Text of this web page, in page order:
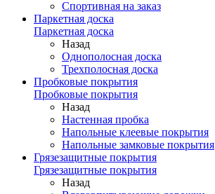
Спортивная на заказ
Паркетная доска
Паркетная доска
Назад
Однополосная доска
Трехполосная доска
Пробковые покрытия
Пробковые покрытия
Назад
Настенная пробка
Напольные клеевые покрытия
Напольные замковые покрытия
Грязезащитные покрытия
Грязезащитные покрытия
Назад